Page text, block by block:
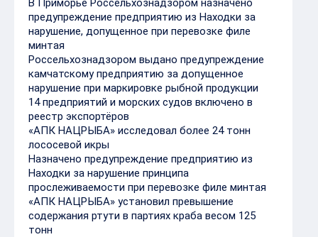
В Приморье Россельхознадзором назначено
предупреждение предприятию из Находки за
нарушение, допущенное при перевозке филе
минтая
Россельхознадзором выдано предупреждение
камчатскому предприятию за допущенное
нарушение при маркировке рыбной продукции
14 предприятий и морских судов включено в
реестр экспортёров
«АПК НАЦРЫБА» исследовал более 24 тонн
лососевой икры
Назначено предупреждение предприятию из
Находки за нарушение принципа
прослеживаемости при перевозке филе минтая
«АПК НАЦРЫБА» установил превышение
содержания ртути в партиях краба весом 125
тонн